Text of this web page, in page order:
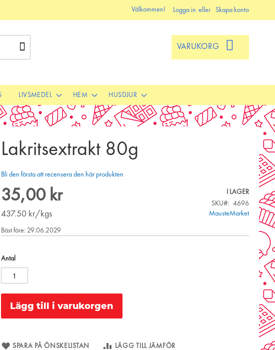
Välkommen! Logga in Skapa konto
VARUKORG
LIVSMEDEL HEM HUSDJUR
Lakritsextrakt 80g
Bli den första att recensera den här produkten
35,00 kr
437.50 kr/kgs
I LAGER
SKU
4696
MausteMarket
Bäst före: 29.06.2029
Antal
Lägg till i varukorgen
SPARA PÅ ÖNSKELISTAN
LÄGG TILL JÄMFÖR